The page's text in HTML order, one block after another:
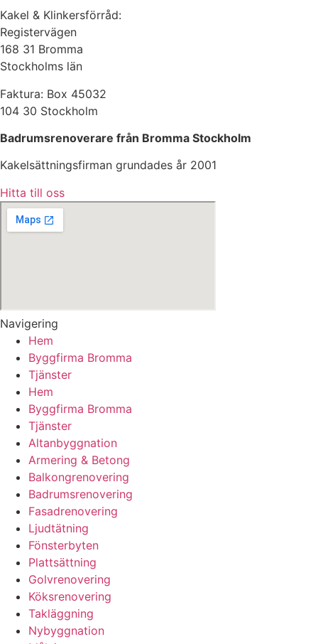
Kakel & Klinkersförråd:
Registervägen
168 31 Bromma
Stockholms län
Faktura: Box 45032
104 30 Stockholm
Badrumsrenoverare från Bromma Stockholm
Kakelsättningsfirman grundades år 2001
Hitta till oss
Navigering
Hem
Byggfirma Bromma
Tjänster
Hem
Byggfirma Bromma
Tjänster
Altanbyggnation
Armering & Betong
Balkongrenovering
Badrumsrenovering
Fasadrenovering
Ljudtätning
Fönsterbyten
Plattsättning
Golvrenovering
Köksrenovering
Takläggning
Nybyggnation